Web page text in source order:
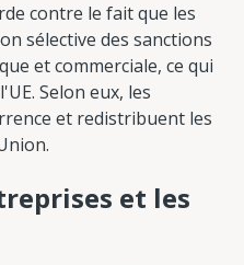
contre le fait que les
sélective des sanctions
et commerciale, ce qui
Selon eux, les
et redistribuent les
et les